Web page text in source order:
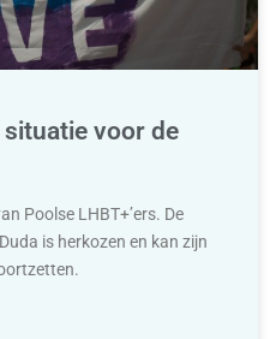
voor de
Poolse LHBT+’ers. De
is herkozen en kan zijn